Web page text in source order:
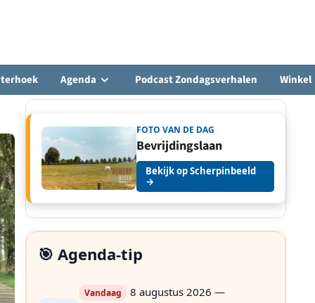
Agenda Podcast Zondagsverhalen Winkel
FOTO VAN DE DAG
Bevrijdingslaan
Bekijk op Scherpinbeeld
→
🎯 Agenda-tip
Vandaag
8 augustus 2026 —